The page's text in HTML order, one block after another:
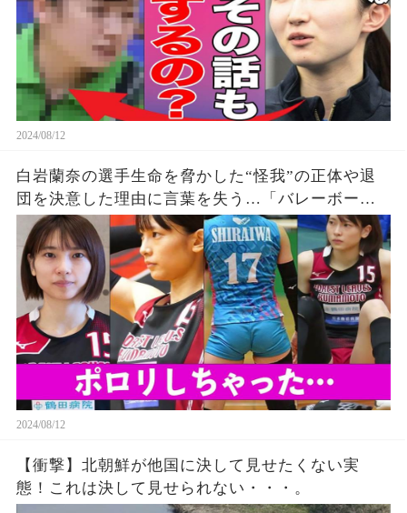
2024/08/12
白岩蘭奈の選手生命を脅かした“怪我”の正体や退
団を決意した理由に言葉を失う…「バレーボー
ル」で活躍する選手の“熱愛”の真相に驚きを隠せ
ない…
2024/08/12
【衝撃】北朝鮮が他国に決して見せたくない実
態！これは決して見せられない・・・。